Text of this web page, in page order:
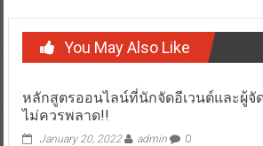
You May Also Like
หลักสูตรออนไลน์ที่นักจัดอีเวนต์และผู้จั
ไม่ควรพลาด!!
January 20, 2022 admin 0